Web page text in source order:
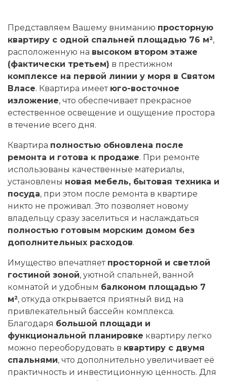
Представляем Вашему вниманию просторную
квартиру с одной спальней площадью 76 м²,
расположенную на высоком втором этаже
(фактически третьем) в престижном
комплексе на первой линии у моря в Святом
Власе. Квартира имеет юго-восточное
изложение, что обеспечивает прекрасное
естественное освещение и ощущение простора
в течение всего дня.
Квартира полностью обновлена после
ремонта и готова к продаже. При ремонте
использованы качественные материалы,
установлены новая мебель, бытовая техника и
посуда, при этом после ремонта в квартире
никто не проживал. Это позволяет новому
владельцу сразу заселиться и наслаждаться
полностью готовым морским домом без
дополнительных расходов.
Имущество впечатляет просторной и светлой
гостиной зоной, уютной спальней, ванной
комнатой и удобным балконом площадью 7
м², откуда открывается приятный вид на
привлекательный бассейн комплекса.
Благодаря большой площади и
функциональной планировке квартиру легко
можно переоборудовать в квартиру с двумя
спальнями, что дополнительно увеличивает её
практичность и инвестиционную ценность. Для